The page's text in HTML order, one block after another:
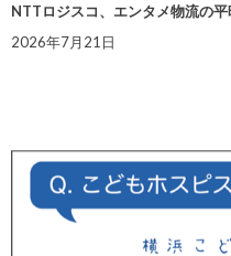
NTTロジスコ、エンタメ物流の
2026年7月21日